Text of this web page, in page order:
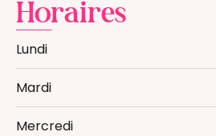
Horaires
Lundi
Mardi
Mercredi